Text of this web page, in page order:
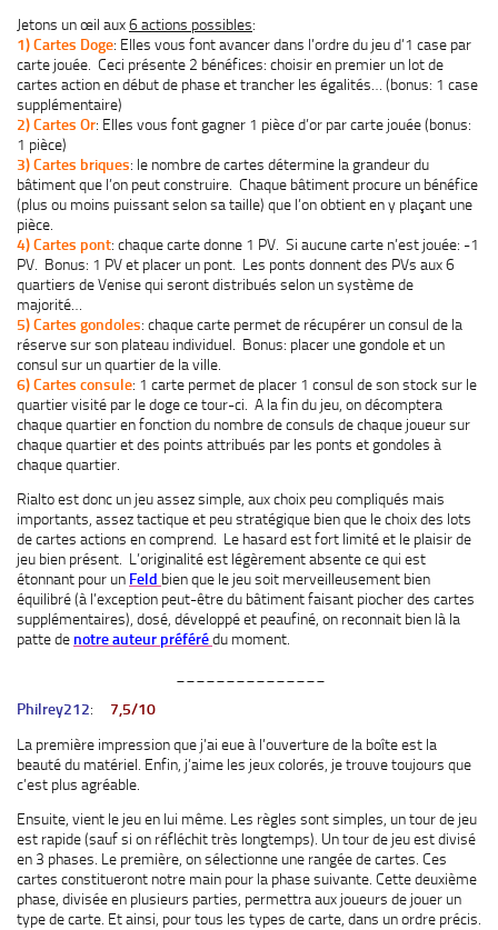
Jetons un œil aux6 actions possibles:
1) Cartes Doge: Elles vous font avancer dans l’ordre du jeu d’1 case par
carte jouée. Ceci présente 2 bénéfices: choisir en premier un lot de
cartes action en début de phase et trancher les égalités… (bonus: 1 case
supplémentaire)
2) Cartes Or: Elles vous font gagner 1 pièce d’or par carte jouée (bonus:
1 pièce)
3) Cartes briques: le nombre de cartes détermine la grandeur du
bâtiment que l’on peut construire. Chaque bâtiment procure un bénéfice
(plus ou moins puissant selon sa taille) que l’on obtient en y plaçant une
pièce.
4) Cartes pont: chaque carte donne 1 PV. Si aucune carte n’est jouée: -1
PV. Bonus: 1 PV et placer un pont. Les ponts donnent des PVs aux 6
quartiers de Venise qui seront distribués selon un système de
majorité…
5) Cartes gondoles: chaque carte permet de récupérer un consul de la
réserve sur son plateau individuel. Bonus: placer une gondole et un
consul sur un quartier de la ville.
6) Cartes consule: 1 carte permet de placer 1 consul de son stock sur le
quartier visité par le doge ce tour-ci. A la fin du jeu, on décomptera
chaque quartier en fonction du nombre de consuls de chaque joueur sur
chaque quartier et des points attribués par les ponts et gondoles à
chaque quartier.
Rialto est donc un jeu assez simple, aux choix peu compliqués mais
importants, assez tactique et peu stratégique bien que le choix des lots
de cartes actions en comprend. Le hasard est fort limité et le plaisir de
jeu bien présent. L’originalité est légèrement absente ce qui est
étonnant pour un Feld bien que le jeu soit merveilleusement bien
équilibré (à l’exception peut-être du bâtiment faisant piocher des cartes
supplémentaires), dosé, développé et peaufiné, on reconnait bien là la
patte de notre auteur préférédu moment.
Philrey212: 7,5/10
La première impression que j’ai eue à l’ouverture de la boîte est la
beauté du matériel. Enfin, j’aime les jeux colorés, je trouve toujours que
c’est plus agréable.
Ensuite, vient le jeu en lui même. Les règles sont simples, un tour de jeu
est rapide (sauf si on réfléchit très longtemps). Un tour de jeu est divisé
en 3 phases. Le première, on sélectionne une rangée de cartes. Ces
cartes constitueront notre main pour la phase suivante. Cette deuxième
phase, divisée en plusieurs parties, permettra aux joueurs de jouer un
type de carte. Et ainsi, pour tous les types de carte, dans un ordre précis.